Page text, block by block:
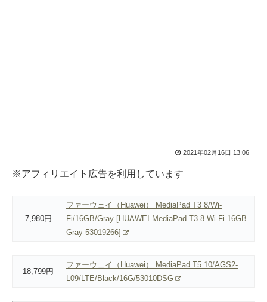
2021年02月16日 13:06
※アフィリエイト広告を利用しています
7,980円
ファーウェイ（Huawei） MediaPad T3 8/Wi-
Fi/16GB/Gray [HUAWEI MediaPad T3 8 Wi-Fi 16GB
Gray 53019266]
18,799円
ファーウェイ（Huawei） MediaPad T5 10/AGS2-
L09/LTE/Black/16G/53010DSG